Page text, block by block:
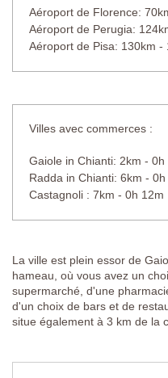
Aéroport de Florence:
Aéroport de Perugia:
Aéroport de Pisa: 130km -
Villes avec commerces :
Gaiole in Chianti: 2km - 0h
Radda in Chianti: 6km - 0h
Castagnoli : 7km - 0h 12m
La ville est plein essor de
hameau, où vous avez un
supermarché, d'une
d'un choix de bars et de
situe également à 3 km de la